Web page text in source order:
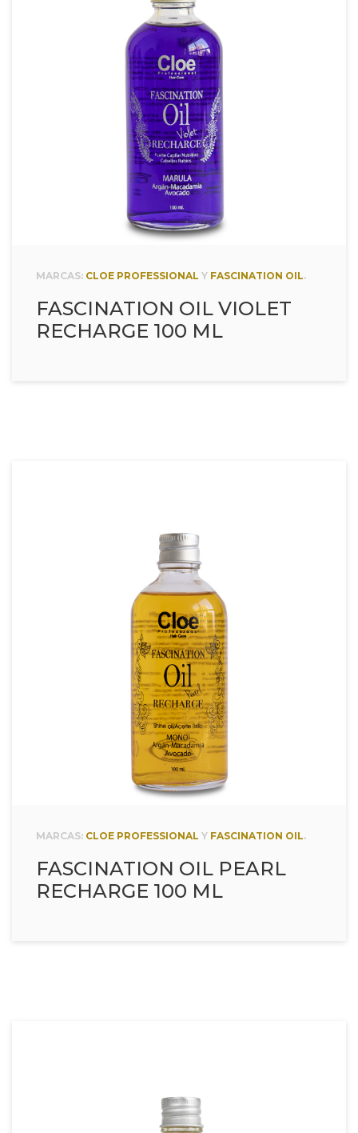
MARCAS: CLOE PROFESSIONAL Y FASCINATION OIL.
FASCINATION OIL VIOLET
RECHARGE 100 ML
MARCAS: CLOE PROFESSIONAL Y FASCINATION OIL.
FASCINATION OIL PEARL
RECHARGE 100 ML